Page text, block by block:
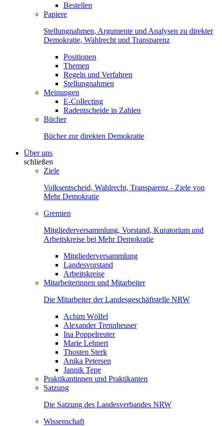
Bestellen
Papiere
Stellungnahmen, Argumente und Analysen zu direkter
Demokratie, Wahlrecht und Transparenz
Positionen
Themen
Regeln und Verfahren
Stellungnahmen
Meinungen
E-Collecting
Radentscheide in Zahlen
Bücher
Bücher zur direkten Demokratie
Über uns
schließen
Ziele
Volksentscheid, Wahlrecht, Transparenz - Ziele von
Mehr Demokratie
Gremien
Mitgliederversammlung, Vorstand, Kuratorium und
Arbeitskreise bei Mehr Demokratie
Mitgliederversammlung
Landesvorstand
Arbeitskreise
Mitarbeiterinnen und Mitarbeiter
Die Mitarbeiter der Landesgeschäftstelle NRW
Achim Wölfel
Alexander Trennheuser
Ina Poppelreuter
Marie Lehnert
Thosten Sterk
Anika Petersen
Jannik Tepe
Praktikantinnen und Praktikanten
Satzung
Die Satzung des Landesverbandes NRW
Wissenschaft